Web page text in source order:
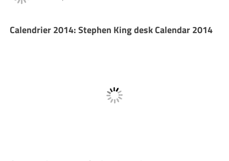
Calendrier 2014: Stephen King desk Calendar 2014